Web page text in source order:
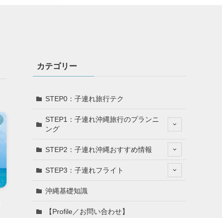
カテゴリー
STEP0：子連れ旅行テク
STEP1：子連れ沖縄旅行のプランニ
ング
STEP2：子連れ沖縄おすすめ情報
STEP3：子連れフライト
沖縄基礎知識
【Profile／お問い合わせ】